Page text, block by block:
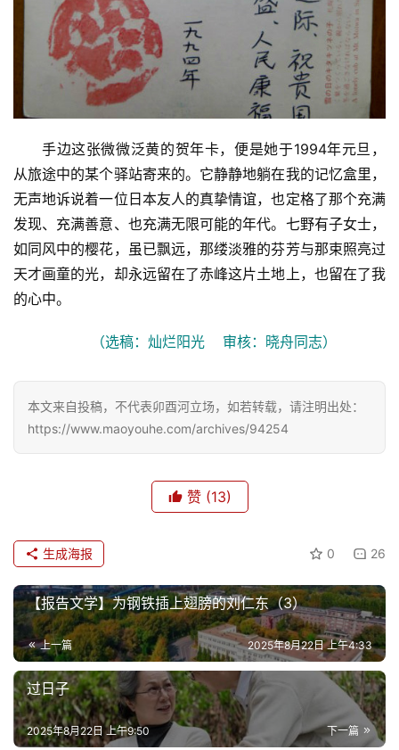
页
文
化
生
旅
乐
专
题
更
多
注册
手边这张微微泛黄的贺年卡，便是她于1994年元旦，
从旅途中的某个驿站寄来的。它静静地躺在我的记忆盒里，
无声地诉说着一位日本友人的真挚情谊，也定格了那个充满
发现、充满善意、也充满无限可能的年代。七野有子女士，
如同风中的樱花，虽已飘远，那缕淡雅的芬芳与那束照亮过
天才画童的光，却永远留在了赤峰这片土地上，也留在了我
的心中。
（选稿：灿烂阳光    审核：晓舟同志）
本文来自投稿，不代表卯酉河立场，如若转载，请注明出处：
https://www.maoyouhe.com/archives/94254
赞 (13)
0 26
生成海报
【报告文学】为钢铁插上翅膀的刘仁东（3）
上一篇 2025年8月22日 上午4:33
过日子
下一篇
2025年8月22日 上午9:50